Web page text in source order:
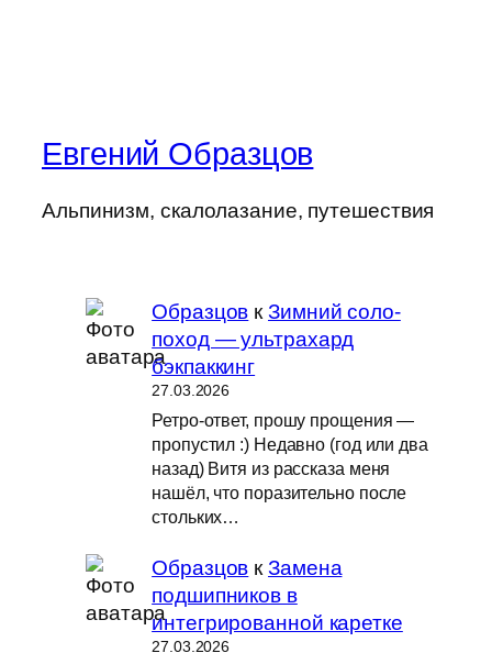
Евгений Образцов
Альпинизм, скалолазание, путешествия
Образцов кЗимний соло-
поход — ультрахард
бэкпаккинг
27.03.2026
Ретро-ответ, прошу прощения —
пропустил :) Недавно (год или два
назад) Витя из рассказа меня
нашёл, что поразительно после
стольких…
Образцов кЗамена
подшипников в
интегрированной каретке
27.03.2026